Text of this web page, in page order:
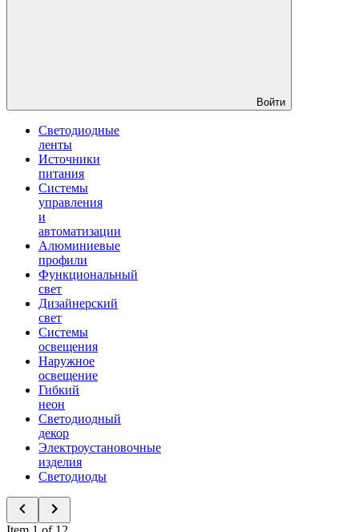
Войти
Светодиодные
ленты
Источники
питания
Системы
управления
и
автоматизации
Алюминиевые
профили
Функциональный
свет
Дизайнерский
свет
Системы
освещения
Наружное
освещение
Гибкий
неон
Светодиодный
декор
Электроустановочные
изделия
Светодиоды